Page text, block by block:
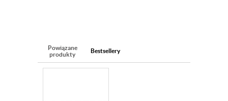
Powiązane
produkty
Bestsellery